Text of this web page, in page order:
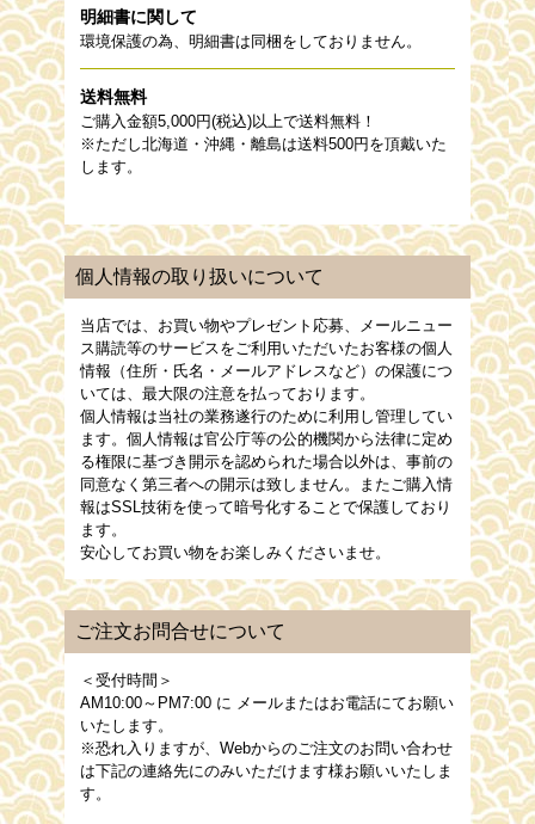
明細書に関して
環境保護の為、明細書は同梱をしておりません。
送料無料
ご購入金額5,000円(税込)以上で送料無料！
※ただし北海道・沖縄・離島は送料500円を頂戴いた
します。
個人情報の取り扱いについて
当店では、お買い物やプレゼント応募、メールニュー
ス購読等のサービスをご利用いただいたお客様の個人
情報（住所・氏名・メールアドレスなど）の保護につ
いては、最大限の注意を払っております。
個人情報は当社の業務遂行のために利用し管理してい
ます。個人情報は官公庁等の公的機関から法律に定め
る権限に基づき開示を認められた場合以外は、事前の
同意なく第三者への開示は致しません。またご購入情
報はSSL技術を使って暗号化することで保護しており
ます。
安心してお買い物をお楽しみくださいませ。
ご注文お問合せについて
＜受付時間＞
AM10:00～PM7:00に メールまたはお電話にてお願い
いたします。
※恐れ入りますが、Webからのご注文のお問い合わせ
は下記の連絡先にのみいただけます様お願いいたしま
す。